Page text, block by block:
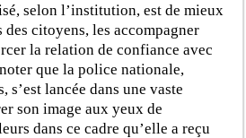
selon l’institution, est de mieux
des citoyens, les accompagner
la relation de confiance avec
que la police nationale,
s’est lancée dans une vaste
son image aux yeux de
dans ce cadre qu’elle a reçu